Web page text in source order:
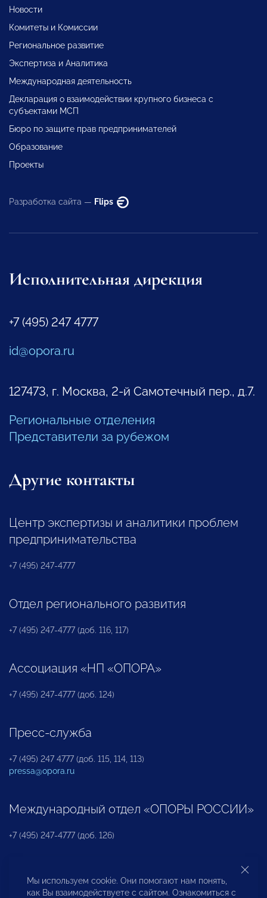
Новости
Комитеты и Комиссии
Региональное развитие
Экспертиза и Аналитика
Международная деятельность
Декларация о взаимодействии крупного бизнеса с
субъектами МСП
Бюро по защите прав предпринимателей
Образование
Проекты
Разработка сайта — Flips
Исполнительная дирекция
+7 (495) 247 4777
id@opora.ru
127473, г. Москва, 2-й Самотечный пер., д.7.
Региональные отделения
Представители за рубежом
Другие контакты
Центр экспертизы и аналитики проблем
предпринимательства
+7 (495) 247-4777
Отдел регионального развития
+7 (495) 247-4777 (доб. 116, 117)
Ассоциация «НП «ОПОРА»
+7 (495) 247-4777 (доб. 124)
Пресс-служба
+7 (495) 247 4777 (доб. 115, 114, 113)
pressa@opora.ru
Международный отдел «ОПОРЫ РОССИИ»
+7 (495) 247-4777 (доб. 126)
Бюро по защите прав предпринимателей и
инвесторов
Мы используем cookie. Они помогают нам понять,
как Вы взаимодействуете с сайтом. Ознакомиться с